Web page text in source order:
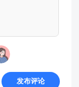
发布评论